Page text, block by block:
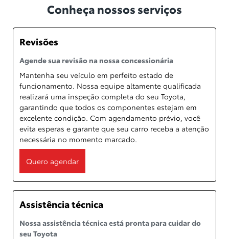
Conheça nossos serviços
Revisões
Agende sua revisão na nossa concessionária
Mantenha seu veículo em perfeito estado de
funcionamento. Nossa equipe altamente qualificada
realizará uma inspeção completa do seu Toyota,
garantindo que todos os componentes estejam em
excelente condição. Com agendamento prévio, você
evita esperas e garante que seu carro receba a atenção
necessária no momento marcado.
Quero agendar
Assistência técnica
Nossa assistência técnica está pronta para cuidar do
seu Toyota